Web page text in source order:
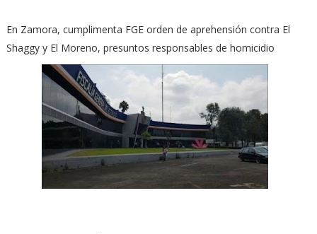
En Zamora, cumplimenta FGE orden de aprehensión contra El
Shaggy y El Moreno, presuntos responsables de homicidio